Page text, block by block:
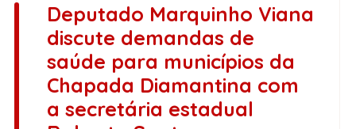
Deputado Marquinho Viana
discute demandas de
saúde para municípios da
Chapada Diamantina com
a secretária estadual